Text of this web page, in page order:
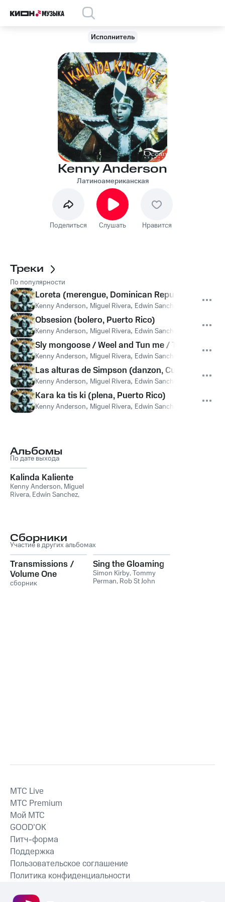
Исполнитель
Kenny Anderson
Латиноамериканская
Поделиться Слушать Нравится
Треки
По популярности
Loreta (merengue, Dominican Republic)
Kenny Anderson, Miguel Rivera, Edwin Sanchez
Obsesion (bolero, Puerto Rico)
Kenny Anderson, Miguel Rivera, Edwin Sanchez
Sly mongoose / Weel and Tun me / Times So
Kenny Anderson, Miguel Rivera, Edwin Sanchez
Las alturas de Simpson (danzon, Cuba)
Kenny Anderson, Miguel Rivera, Edwin Sanchez
Kara ka tis ki (plena, Puerto Rico)
Kenny Anderson, Miguel Rivera, Edwin Sanchez
Альбомы
По дате выхода
Kalinda Kaliente
Kenny Anderson, Miguel
Rivera, Edwin Sanchez,
Сборники
Участие в других альбомах
Transmissions /
Volume One
сборник
Sing the Gloaming
Simon Kirby,Tommy
Perman, Rob St John
MTС Live
MTС Premium
Мой МТС
GOOD’OK
Питч-форма
Поддержка
Пользовательское соглашение
Политика конфиденциальности